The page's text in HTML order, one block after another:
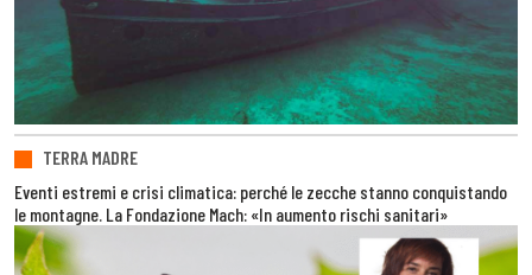
TERRA MADRE
Eventi estremi e crisi climatica: perché le zecche stanno conquistando
le montagne. La Fondazione Mach: «In aumento rischi sanitari»